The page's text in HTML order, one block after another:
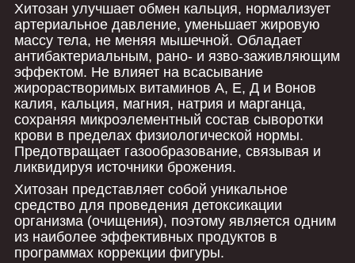
Хитозан улучшает обмен кальция, нормализует
артериальное давление, уменьшает жировую
массу тела, не меняя мышечной. Обладает
антибактериальным, рано- и язво-заживляющим
эффектом. Не влияет на всасывание
жирорастворимых витаминов А, Е, Д и Bонов
калия, кальция, магния, натрия и марганца,
сохраняя микроэлементный состав сыворотки
крови в пределах физиологической нормы.
Предотвращает газообразование, связывая и
ликвидируя источники брожения.
Хитозан представляет собой уникальное
средство для проведения детоксикации
организма (очищения), поэтому является одним
из наиболее эффективных продуктов в
программах коррекции фигуры.